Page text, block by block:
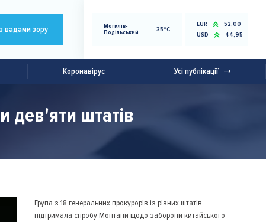
вадами зору
Могилів-
Подільський
35°C
EUR
52,00
USD
44,95
Коронавірус Усі публікації
дев'яти штатів
Група з 18 генеральних прокурорів із різних штатів
підтримала спробу Монтани щодо заборони китайського